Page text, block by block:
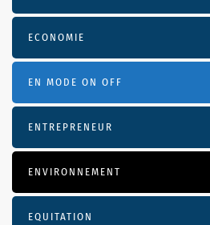
ECONOMIE
EN MODE ON OFF
ENTREPRENEUR
ENVIRONNEMENT
EQUITATION